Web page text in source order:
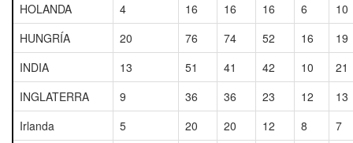
HOLANDA
4 16 16 16 6
10
HUNGRÍA
20 76 74 52 16
19
INDIA
13 51 41 42 10
21
INGLATERRA
9 36 36 23 12
13
Irlanda
5 20 20 12 8
7